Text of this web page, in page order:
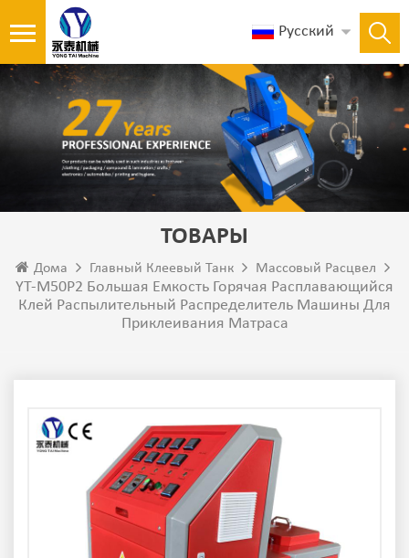
Русский
ТОВАРЫ
Дома Главный Клеевый Танк Массовый Расцвел
YT-M50P2 Большая Емкость Горячая Расплавающийся
Клей Распылительный Распределитель Машины Для
Приклеивания Матраса